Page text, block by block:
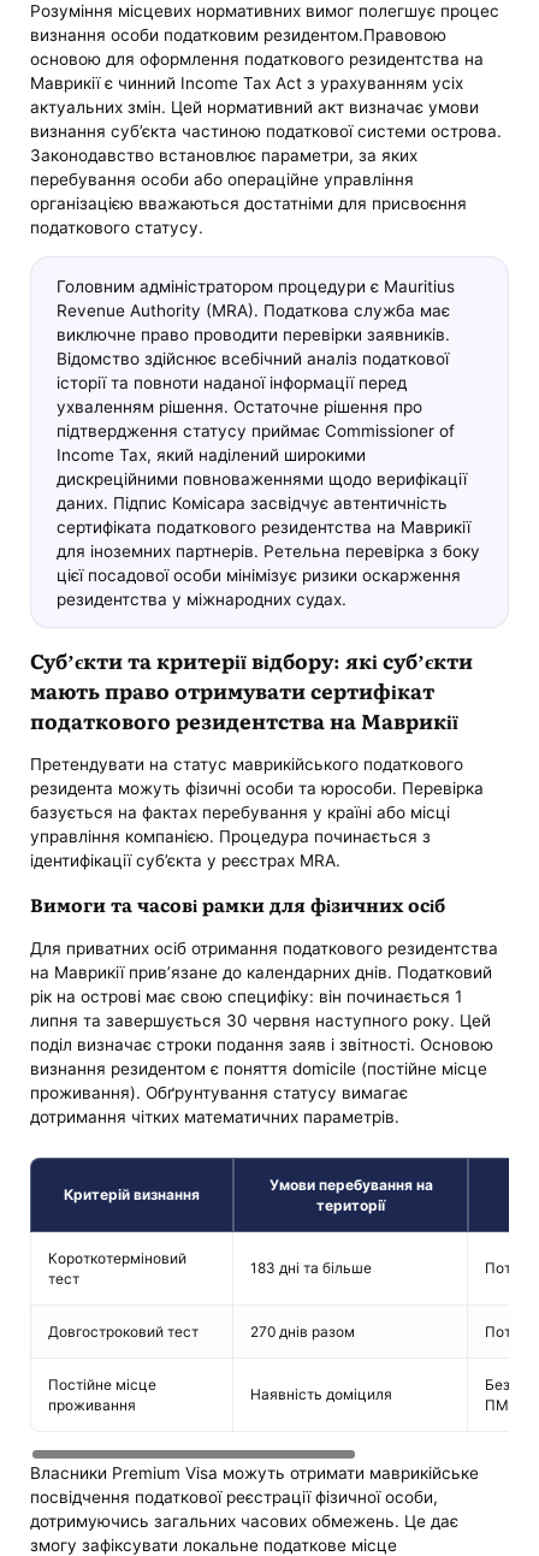
Розуміння місцевих нормативних вимог полегшує процес
визнання особи податковим резидентом.Правовою
основою для оформлення податкового резидентства на
Маврикії є чинний Income Tax Act з урахуванням усіх
актуальних змін. Цей нормативний акт визначає умови
визнання суб’єкта частиною податкової системи острова.
Законодавство встановлює параметри, за яких
перебування особи або операційне управління
організацією вважаються достатніми для присвоєння
податкового статусу.
Головним адміністратором процедури є Mauritius
Revenue Authority (MRA). Податкова служба має
виключне право проводити перевірки заявників.
Відомство здійснює всебічний аналіз податкової
історії та повноти наданої інформації перед
ухваленням рішення. Остаточне рішення про
підтвердження статусу приймає Commissioner of
Income Tax, який наділений широкими
дискреційними повноваженнями щодо верифікації
даних. Підпис Комісара засвідчує автентичність
сертифіката податкового резидентства на Маврикії
для іноземних партнерів. Ретельна перевірка з боку
цієї посадової особи мінімізує ризики оскарження
резидентства у міжнародних судах.
Суб’єкти та критерії відбору: які суб’єкти
мають право отримувати сертифікат
податкового резидентства на Маврикії
Претендувати на статус маврикійського податкового
резидента можуть фізичні особи та юрособи. Перевірка
базується на фактах перебування у країні або місці
управління компанією. Процедура починається з
ідентифікації суб’єкта у реєстрах MRA.
Вимоги та часові рамки для фізичних осіб
Для приватних осіб отримання податкового резидентства
на Маврикії прив’язане до календарних днів. Податковий
рік на острові має свою специфіку: він починається 1
липня та завершується 30 червня наступного року. Цей
поділ визначає строки подання заяв і звітності. Основою
визнання резидентом є поняття domicile (постійне місце
проживання). Обґрунтування статусу вимагає
дотримання чітких математичних параметрів.
Критерій визнання
Умови перебування на
території
Короткотерміновий
тест
183 дні та більше
Довгостроковий тест 270 днів разом
Постійне місце
проживання
Наявність доміциля
ПМП)
Власники Premium Visa можуть отримати маврикійське
посвідчення податкової реєстрації фізичної особи,
дотримуючись загальних часових обмежень. Це дає
змогу зафіксувати локальне податкове місце